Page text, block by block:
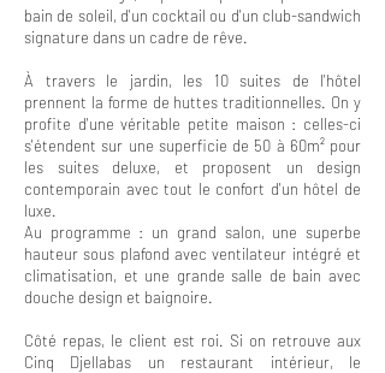
bain de soleil, d'un cocktail ou d'un club-sandwich
signature dans un cadre de rêve.
À travers le jardin, les 10 suites de l'hôtel
prennent la forme de huttes traditionnelles. On y
profite d'une véritable petite maison : celles-ci
s'étendent sur une superficie de 50 à 60m² pour
les suites deluxe, et proposent un design
contemporain avec tout le confort d'un hôtel de
luxe.
Au programme : un grand salon, une superbe
hauteur sous plafond avec ventilateur intégré et
climatisation, et une grande salle de bain avec
douche design et baignoire.
Côté repas, le client est roi. Si on retrouve aux
Cinq Djellabas un restaurant intérieur, le